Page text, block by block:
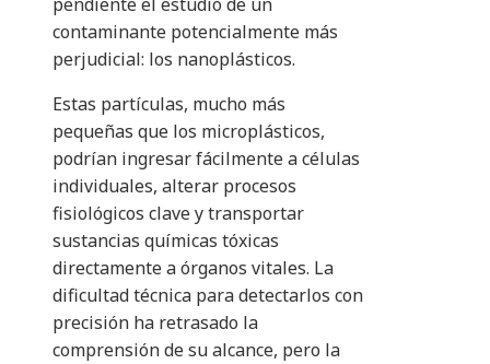
contaminante potencialmente más
perjudicial: los nanoplásticos.
Estas partículas, mucho más
pequeñas que los microplásticos,
podrían ingresar fácilmente a células
individuales, alterar procesos
fisiológicos clave y transportar
sustancias químicas tóxicas
directamente a órganos vitales. La
dificultad técnica para detectarlos con
precisión ha retrasado la
comprensión de su alcance, pero la